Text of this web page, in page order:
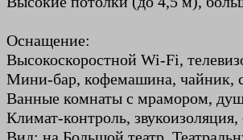
Оснащение:
Высокоскоростной Wi-Fi,
Мини-бар, кофемашина, чайник,
Ванные комнаты с мрамором,
Климат-контроль,